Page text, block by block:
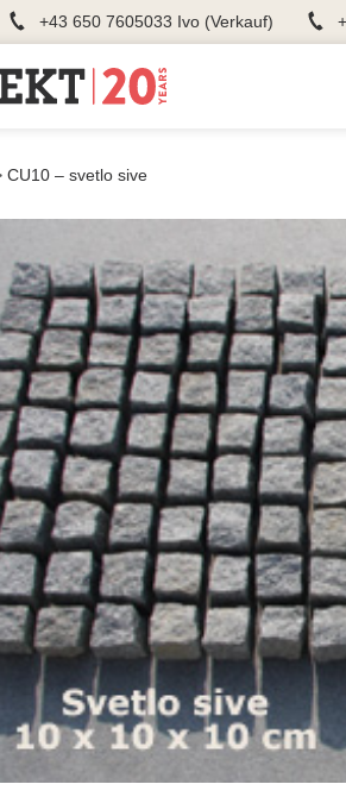
+43 650 7605033 Ivo (Verkauf)
CU10 – svetlo sive